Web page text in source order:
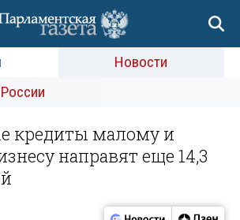
Новости
кредиты малому и
направят еще 14,3